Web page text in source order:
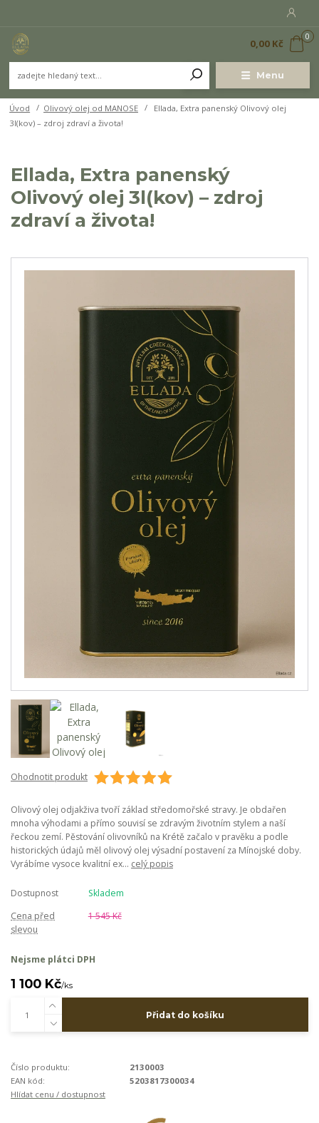
Menu
0
0,00 Kč
Úvod Olivový olej od MANOSE
Ellada, Extra panenský Olivový olej
3l(kov) – zdroj zdraví a života!
Ellada, Extra panenský
Olivový olej 3l(kov) – zdroj
zdraví a života!
Ohodnotit produkt
Olivový olej odjakživa tvoří základ středomořské stravy. Je obdařen
mnoha výhodami a přímo souvisí se zdravým životním stylem a naší
řeckou zemí. Pěstování olivovníků na Krétě začalo v pravěku a podle
historických údajů měl olivový olej výsadní postavení za Mínojské doby.
Vyrábíme vysoce kvalitní ex... celý popis
Dostupnost
Skladem
Cena před
slevou
1 545 Kč
Nejsme plátci DPH
1 100 Kč/ks
Přidat do košíku
Číslo produktu:
2130003
EAN kód:
5203817300034
Hlídat cenu / dostupnost